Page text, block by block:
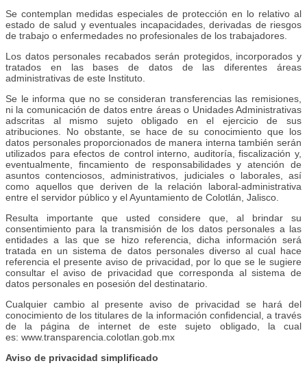
Se contemplan medidas especiales de protección en lo relativo al
estado de salud y eventuales incapacidades, derivadas de riesgos
de trabajo o enfermedades no profesionales de los trabajadores.
Los datos personales recabados serán protegidos, incorporados y
tratados en las bases de datos de las diferentes áreas
administrativas de este Instituto.
Se le informa que no se consideran transferencias las remisiones,
ni la comunicación de datos entre áreas o Unidades Administrativas
adscritas al mismo sujeto obligado en el ejercicio de sus
atribuciones. No obstante, se hace de su conocimiento que los
datos personales proporcionados de manera interna también serán
utilizados para efectos de control interno, auditoría, fiscalización y,
eventualmente, fincamiento de responsabilidades y atención de
asuntos contenciosos, administrativos, judiciales o laborales, así
como aquellos que deriven de la relación laboral-administrativa
entre el servidor público y el Ayuntamiento de Colotlán, Jalisco.
Resulta importante que usted considere que, al brindar su
consentimiento para la transmisión de los datos personales a las
entidades a las que se hizo referencia, dicha información será
tratada en un sistema de datos personales diverso al cual hace
referencia el presente aviso de privacidad, por lo que se le sugiere
consultar el aviso de privacidad que corresponda al sistema de
datos personales en posesión del destinatario.
Cualquier cambio al presente aviso de privacidad se hará del
conocimiento de los titulares de la información confidencial, a través
de la página de internet de este sujeto obligado, la cual
es: www.transparencia.colotlan.gob.mx
Aviso de privacidad simplificado